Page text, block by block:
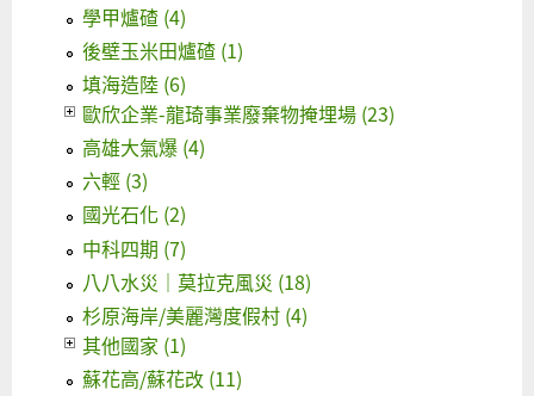
學甲爐碴 (4)
後壁玉米田爐碴 (1)
填海造陸 (6)
歐欣企業-龍琦事業廢棄物掩埋場 (23)
高雄大氣爆 (4)
六輕 (3)
國光石化 (2)
中科四期 (7)
八八水災｜莫拉克風災 (18)
杉原海岸/美麗灣度假村 (4)
其他國家 (1)
蘇花高/蘇花改 (11)